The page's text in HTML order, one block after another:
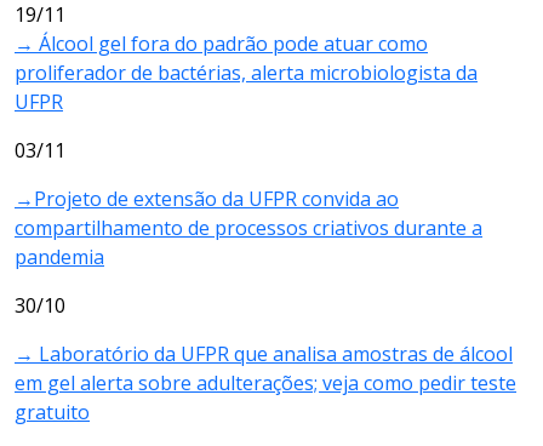
19/11
→ Álcool gel fora do padrão pode atuar como
proliferador de bactérias, alerta microbiologista da
UFPR
03/11
→Projeto de extensão da UFPR convida ao
compartilhamento de processos criativos durante a
pandemia
30/10
→ Laboratório da UFPR que analisa amostras de álcool
em gel alerta sobre adulterações; veja como pedir teste
gratuito